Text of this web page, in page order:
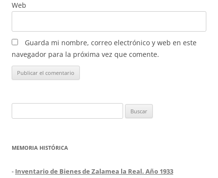
Web
Guarda mi nombre, correo electrónico y web en este
navegador para la próxima vez que comente.
MEMORIA HISTÓRICA
- Inventario de Bienes de Zalamea la Real. Año 1933